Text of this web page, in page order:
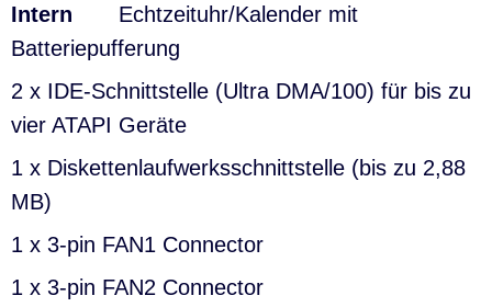
Intern Echtzeituhr/Kalender mit
Batteriepufferung
2 x IDE-Schnittstelle (Ultra DMA/100) für bis zu
vier ATAPI Geräte
1 x Diskettenlaufwerksschnittstelle (bis zu 2,88
MB)
1 x 3-pin FAN1 Connector
1 x 3-pin FAN2 Connector